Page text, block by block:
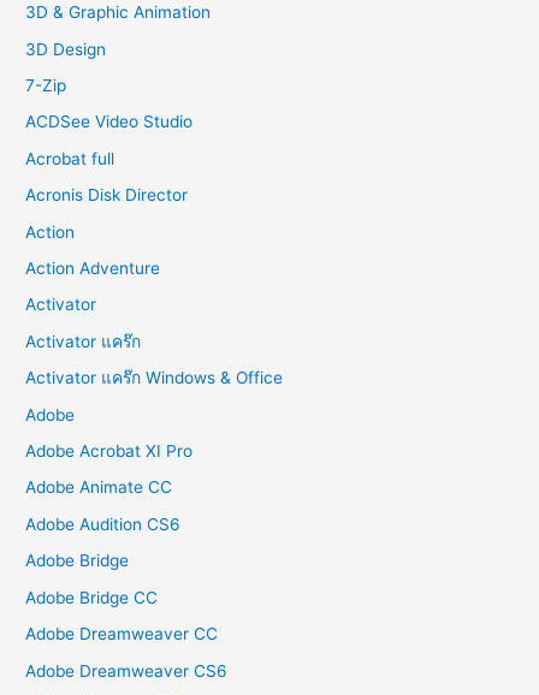
f
o
3D & Graphic Animation
3D Design
7-Zip
ACDSee Video Studio
Acrobat full
Acronis Disk Director
Action
Action Adventure
Activator
Activator แคร๊ก
Activator แคร๊ก Windows & Office
Adobe
Adobe Acrobat XI Pro
Adobe Animate CC
Adobe Audition CS6
Adobe Bridge
Adobe Bridge CC
Adobe Dreamweaver CC
Adobe Dreamweaver CS6